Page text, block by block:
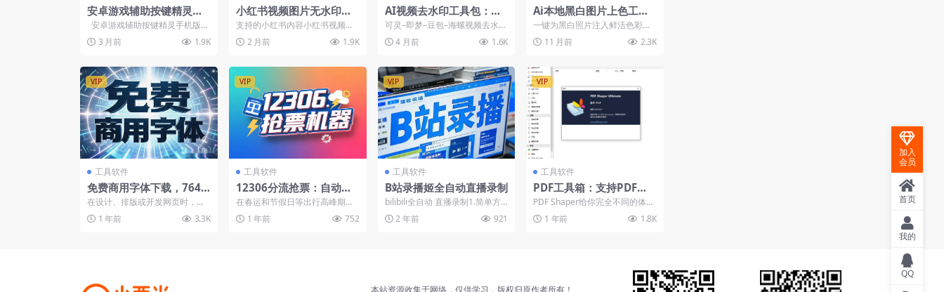
安卓游戏辅助按键精灵手
机版，模拟鼠标键盘动
作，制作脚本自动执行任
务
安卓游戏辅助按键精灵手机版下
载最新免费版是一款模拟鼠标
键...3 月前 1.9K
小红书视频图片无水印印
高清下载-在线工具
支持的小红书内容小红书视频支
持无水印高清下小红书图片保持
原始画质实况Live保留...
2 月前 1.9K
AI视频去水印工具包：可
灵即梦豆包海螺，苹果微
软双系统带教程
可灵–即梦–豆包–海螺视频去水印
工具带视频教程
4 月前 1.6K
Ai本地黑白图片上色工
具，黑白照片处理为彩
色，解压即可运行
一键为黑白照片注入鲜活色彩，
无论是老照片、动漫还是游戏场
景都能还原自然生动的色调...
11 月前 2.3K
VIP
工具软件
免费商用字体下载，764
款免费字体合集，无版权
风险【在线工具】
在设计、排版或开发网页时，合
适的字体往往能为作品增色不
少。然而，许多优秀的字体往...
1 年前 3.3K
VIP
工具软件
12306分流抢票：自动抢
票软件，云识别验证码，
多线程秒单
在春运和节假日等出行高峰期，
抢到一张火车票往往成为许多人
的难题。今天，我要为大家...
1 年前 752
VIP
工具软件
B站录播姬全自动直播录制
bilibili全自动 直播录制1.简单方
便下载、安装、选择保存位置、
粘贴直播间...
2 年前 921
VIP
工具软件
PDF工具箱：支持PDF和
Word互转、添加水印、
分割PDF、解密等处理工
具
PDF Shaper给你完全不同的体
验，因为PDF Shaper是一款免费
的PD...
1 年前 1.8K
本站资源收集于网络，仅供学习，版权归原作者所有！
加入
会员
首页
我的
QQ